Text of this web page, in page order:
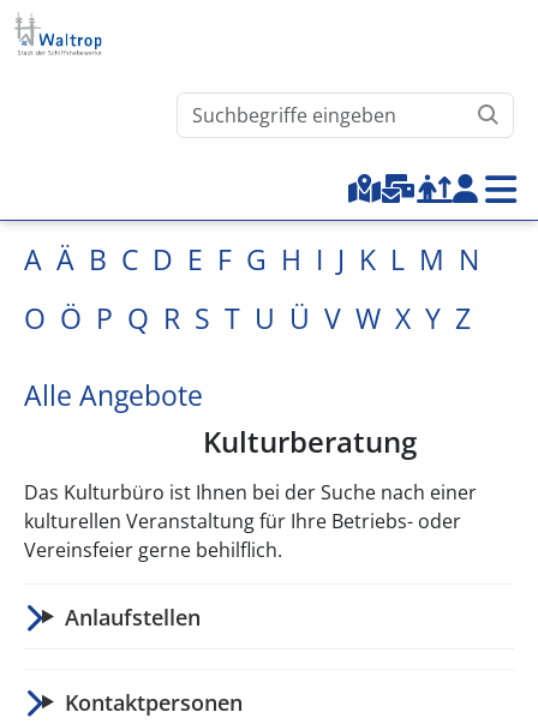
Direkt zum Inhalt
Waltrop.de durchsuchen
Top-Menu
A Ä B C D E F G H I J K L M N
O Ö P Q R S T U Ü V W X Y Z
Alle Angebote
Kulturberatung
Das Kulturbüro ist Ihnen bei der Suche nach einer
kulturellen Veranstaltung für Ihre Betriebs- oder
Vereinsfeier gerne behilflich.
Anlaufstellen
Kontaktpersonen